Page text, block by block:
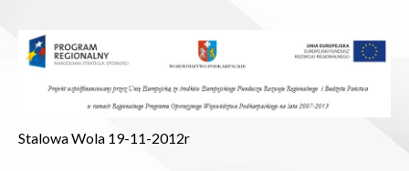
Stalowa Wola 19-11-2012r